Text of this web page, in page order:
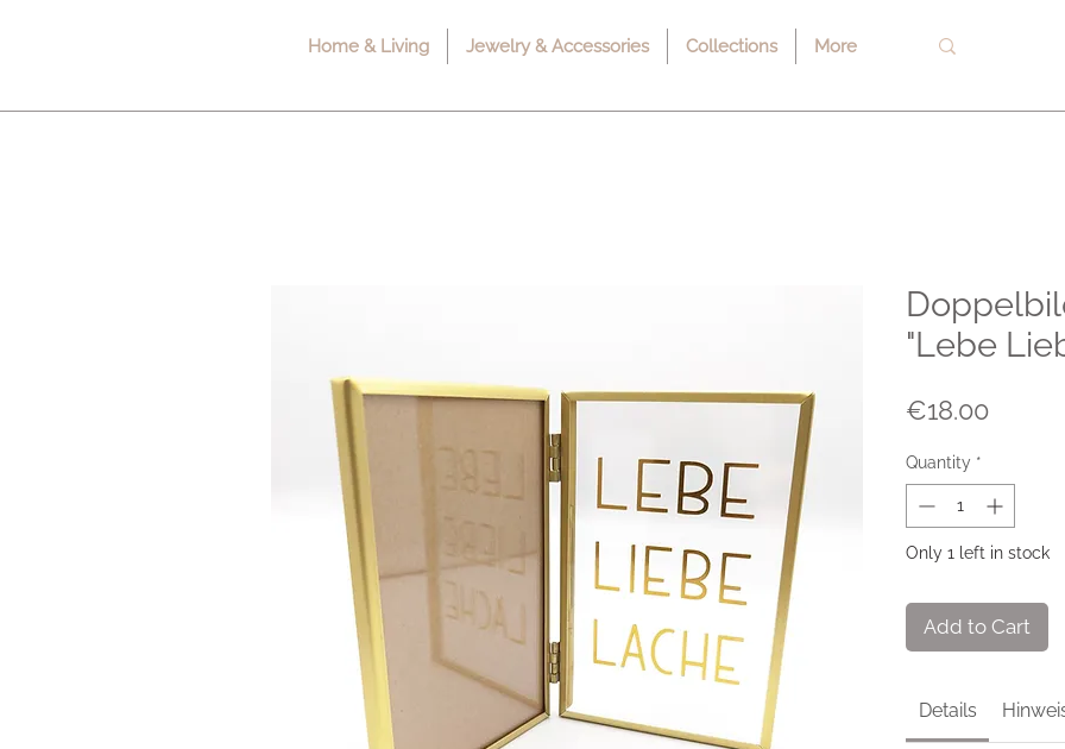
Home & Living Jewelry & Accessories Collections More
"Lebe
€18.00Price
Quantity *
Only 1 left in stock
Add to Cart
Details